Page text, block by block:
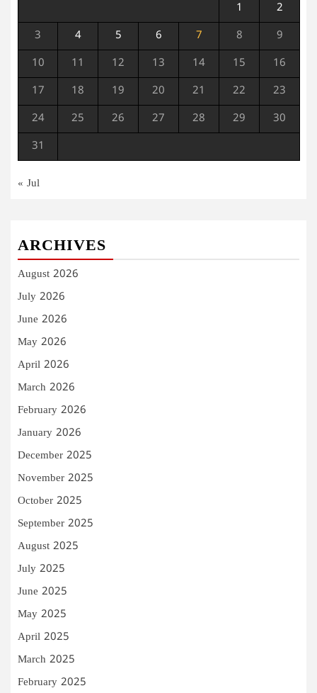
1 2
3 4 5 6 7 8 9
10 11 12 13 14 15 16
17 18 19 20 21 22 23
24 25 26 27 28 29 30
31
« Jul
ARCHIVES
August 2026
July 2026
June 2026
May 2026
April 2026
March 2026
February 2026
January 2026
December 2025
November 2025
October 2025
September 2025
August 2025
July 2025
June 2025
May 2025
April 2025
March 2025
February 2025